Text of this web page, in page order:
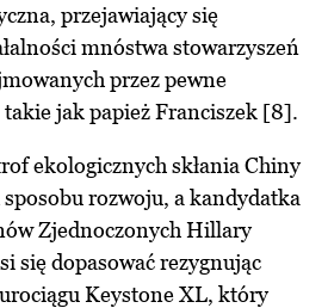
przejawiający się
mnóstwa stowarzyszeń
przez pewne
jak papież Franciszek [8].
ekologicznych skłania Chiny
rozwoju, a kandydatka
Zjednoczonych Hillary
się dopasować rezygnując
Keystone XL, który